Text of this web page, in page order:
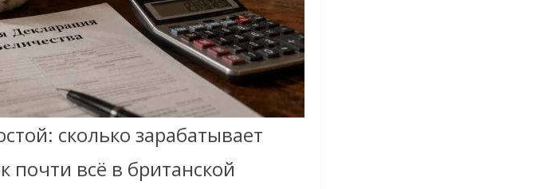
сколько зарабатывает
почти всё в британской